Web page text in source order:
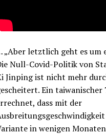
„Aber letztlich geht es um
Null-Covid-Politik von
Jinping ist nicht mehr
Ein
dass mit der
in wenigen